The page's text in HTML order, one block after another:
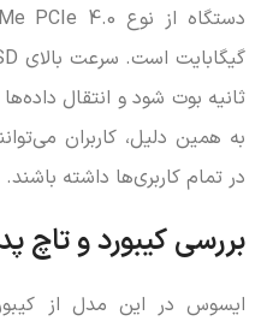
ثانیه بوت شود و انتقال
به همین دلیل، کاربران
در تمام کاربری‌ها داشته باشند.
بررسی کیبورد و تاچ پد
ایسوس در این مدل از